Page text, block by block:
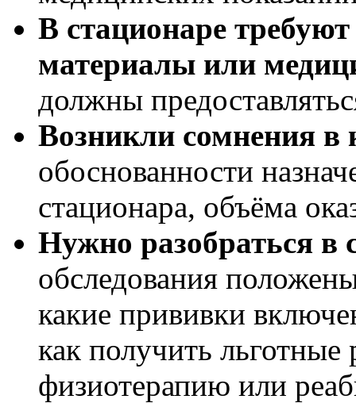
В стационаре
материалы или мед
должны
Возникли сомнения в
обоснованности
стационара, объёма
Нужно разобраться в
обследования
какие прививки
как получить льготные
физиотерапию или